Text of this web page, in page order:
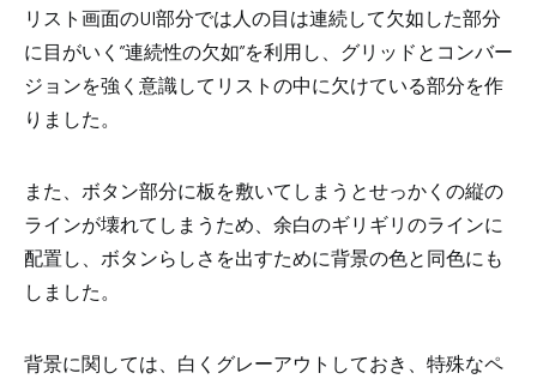
リスト画面のUI部分では人の目は連続して欠如した部分
に目がいく ”連続性の欠如”を利用し、グリッドとコンバー
ジョンを強く意識してリストの中に欠けている部分を作
りました。
また、ボタン部分に板を敷いてしまうとせっかくの縦の
ラインが壊れてしまうため、 余白のギリギリ のラインに
配置し、ボタンらしさを出すために背景の色と同色にも
しました。
背景に関しては、白くグレーアウトしておき、特殊なペ